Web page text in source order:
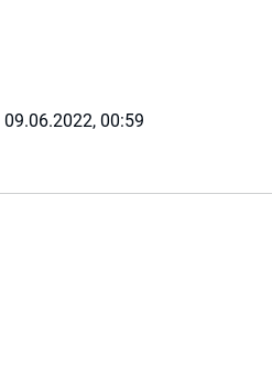
09.06.2022, 00:59